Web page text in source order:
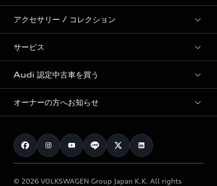
Audi Sport
Formula 1®
デジタルサービス
新車在庫検索
試乗車・展示車検索
見積り依頼
試乗予約
モデル一覧
特別仕様モデル / 限定モデル
e-tronラインアップ
価格シミュレーション
車両比較
カタログ一覧
アクセサリー / コレクション
純正アクセサリー
オンラインショップ
Audi collection
アウディナビアプリ
サービス
サービス入庫予約
サービスプログラム
メンテナンス
車検 / 定期点検
e-tronアフターサポート
Audi 認定中古車を買う
Audi認定中古車
クオリティ
保証
メンテナンス
オーナーの方へお知らせ
お知らせ
オーナー様向けキャンペーン
© 2026 VOLKSWAGEN Group Japan K.K. All rights